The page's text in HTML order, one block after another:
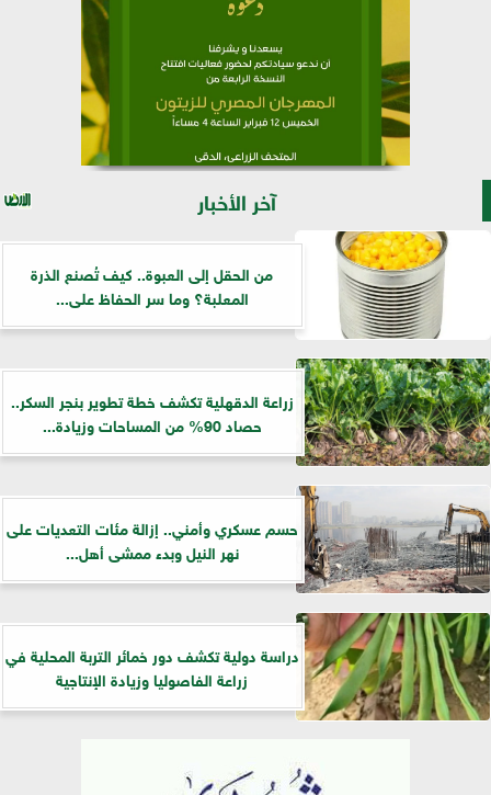
آخر الأخبار
من الحقل إلى العبوة.. كيف تُصنع الذرة
المعلبة؟ وما سر الحفاظ على...
زراعة الدقهلية تكشف خطة تطوير بنجر السكر..
حصاد 90% من المساحات وزيادة...
حسم عسكري وأمني.. إزالة مئات التعديات على
نهر النيل وبدء ممشى أهل...
دراسة دولية تكشف دور خمائر التربة المحلية في
زراعة الفاصوليا وزيادة الإنتاجية